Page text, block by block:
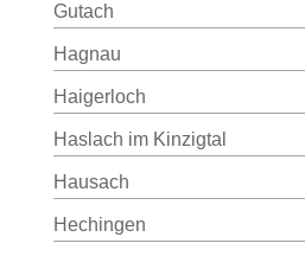
Gutach
Hagnau
Haigerloch
Haslach im Kinzigtal
Hausach
Hechingen